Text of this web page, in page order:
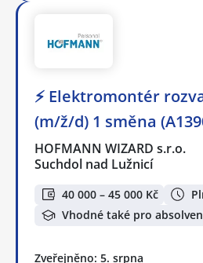
⚡ Elektromontér
(m/ž/d) 1 směna
HOFMANN WIZARD s.r.o.
Suchdol nad Lužnicí
40 000 – 45 000 Kč
Vhodné také pro
Zveřejněno: 5. srpna